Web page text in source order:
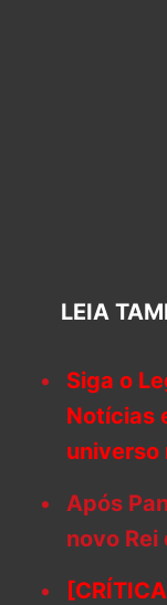
LEIA
Siga o
Notícias
universo
Após
novo Rei